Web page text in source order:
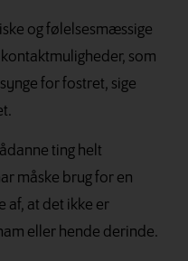
og følelsesmæssige
som
for fostret, sige
ting helt
måske brug for en
af, at det ikke er
eller hende derinde.